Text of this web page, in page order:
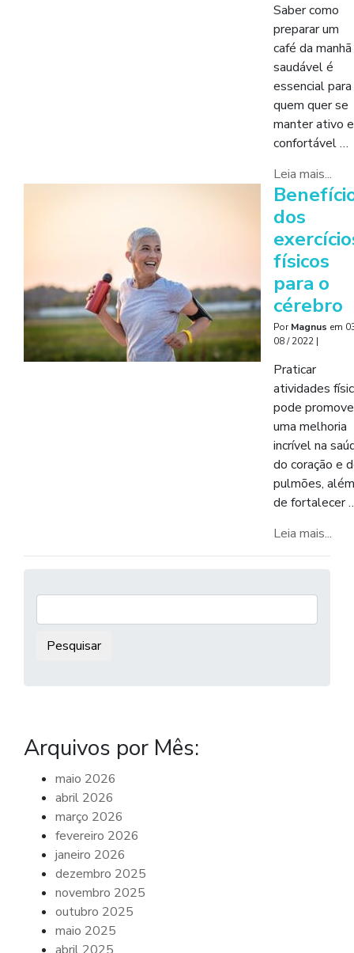
Saber como
preparar um
café da manhã
saudável é
essencial para
quem quer se
manter ativo e
confortável …
Leia mais...
dos
físicos
para o
cérebro
PorMagnus em
08 / 2022 |
Praticar
atividades
pode
uma melhoria
incrível na
do coração e
pulmões, além
de fortalecer
Leia mais...
Arquivos por Mês:
maio 2026
abril 2026
março 2026
fevereiro 2026
janeiro 2026
dezembro 2025
novembro 2025
outubro 2025
maio 2025
abril 2025